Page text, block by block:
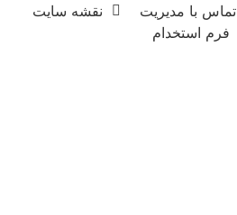
تماس با مدیریت
نقشه سایت
فرم استخدام